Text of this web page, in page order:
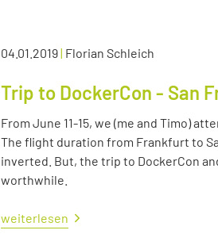
04.01.2019| Florian Schleich
Trip to DockerCon - San
From June 11-15, we (me and Timo)
The flight duration from Frankfurt to
inverted. But, the trip to DockerCon
worthwhile.
weiterlesen